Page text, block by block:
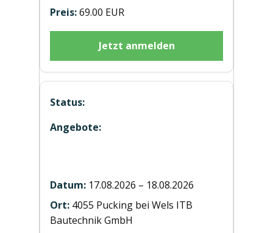
69.00 EUR
Jetzt anmelden
17.08.2026 – 18.08.2026
4055 Pucking bei Wels ITB
Bautechnik GmbH